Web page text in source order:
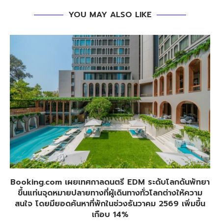
YOU MAY ALSO LIKE
Booking.com เผยเทศกาลดนตรี EDM ระดับโลกดันพัทยา
ขึ้นแท่นจุดหมายปลายทางที่ผู้เดินทางทั่วโลกต่างให้ความ
สนใจ โดยมียอดค้นหาที่พักในช่วงธันวาคม 2569 เพิ่มขึ้น
เกือบ 14%